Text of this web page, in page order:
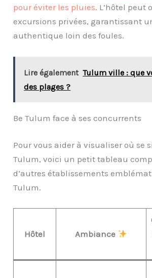
pour éviter les pluies. L’hôtel peut
excursions privées, garantissant
authentique loin des foules.
Lire également Tulum ville : que
des plages ?
Be Tulum face à ses concurrents
Pour vous aider à visualiser où se
Tulum, voici un petit tableau
d’autres établissements
Tulum.
Hôtel Ambiance